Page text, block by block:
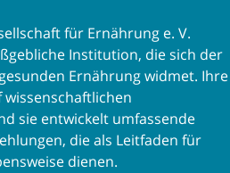
für Ernährung e. V.
Institution, die sich der
Ernährung widmet. Ihre
sie entwickelt umfassende
die als Leitfaden für
dienen.